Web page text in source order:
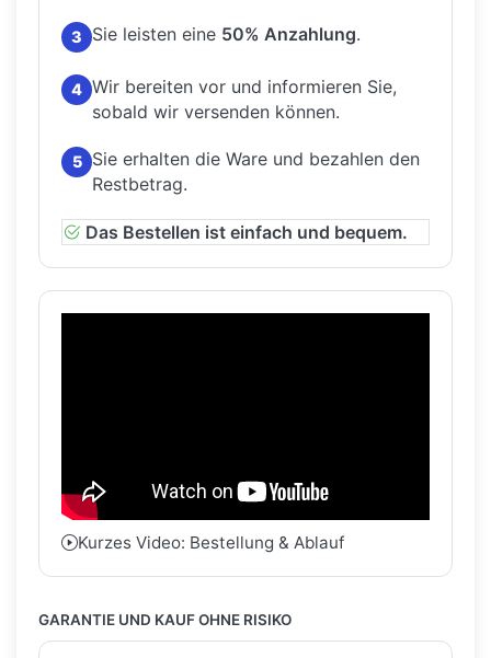
3 Sie leisten eine 50% Anzahlung.
4 Wir bereiten vor und informieren Sie,
sobald wir versenden können.
5
Sie erhalten die Ware und bezahlen den
Restbetrag.
Das Bestellen ist einfach und bequem.
Kurzes Video: Bestellung & Ablauf
GARANTIE UND KAUF OHNE RISIKO